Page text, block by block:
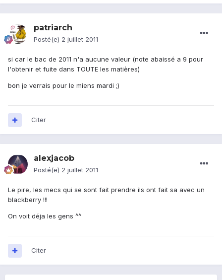
patriarch
Posté(e) 2 juillet 2011
si car le bac de 2011 n'a aucune valeur (note abaissé a 9 pour
l'obtenir et fuite dans TOUTE les matières)
bon je verrais pour le miens mardi ;)
Citer
alexjacob
Posté(e) 2 juillet 2011
Le pire, les mecs qui se sont fait prendre ils ont fait sa avec un
blackberry !!!
On voit déja les gens ^^
Citer